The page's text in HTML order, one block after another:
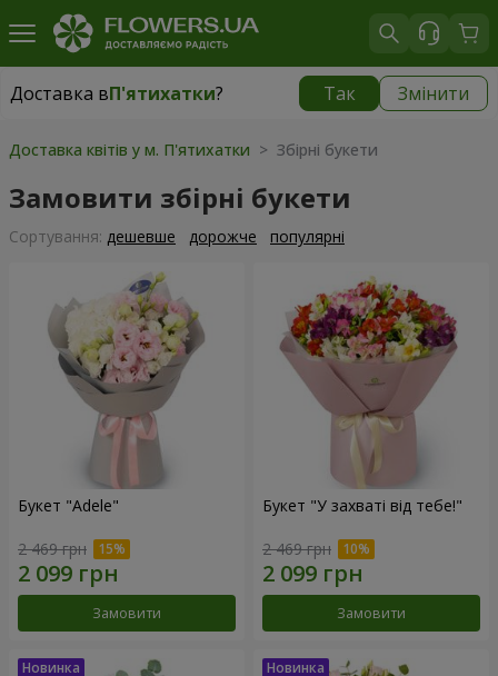
Доставка вП'ятихатки? Так Змінити
Доставка вП'ятихатки| безкоштовно
Доставка квітів у м. П'ятихатки > Збірні букети
Замовити збірні букети
Сортування: дешевше дорожче популярні
Букет "Adele"
2 469 грн
Замовити
Букет "У захваті від тебе!"
2 469 грн
Замовити